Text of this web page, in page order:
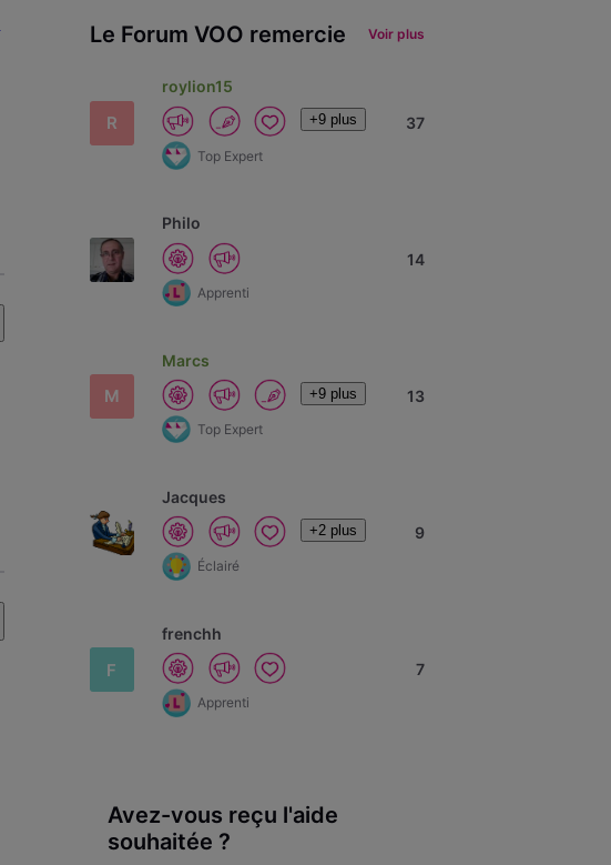
Le Forum VOO remercie Voir plus
R
roylion15
+9 plus
Top Expert
37
Philo
Apprenti
14
M
Marcs
+9 plus
Top Expert
13
Jacques
+2 plus
Éclairé
9
F
frenchh
Apprenti
7
Avez-vous reçu l'aide
souhaitée ?